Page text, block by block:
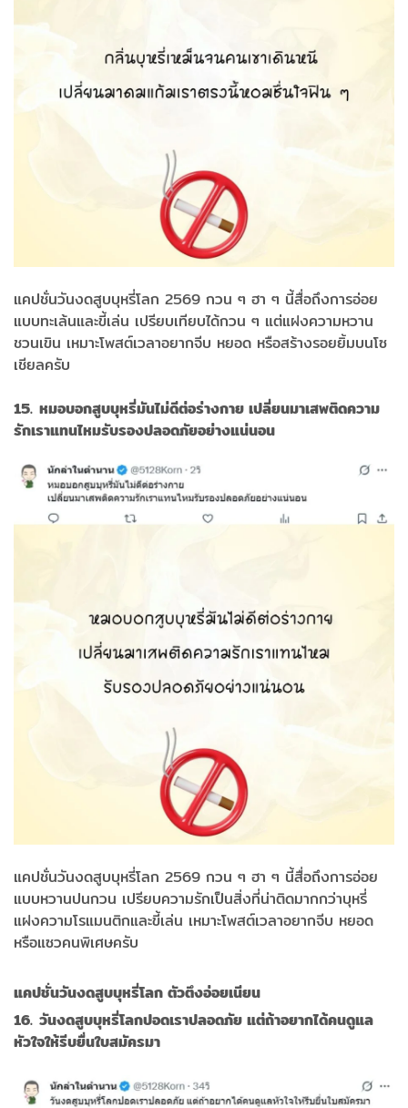
แคปชั่นวันงดสูบบุหรี่โลก 2569 กวน ๆ ฮา ๆ นี้สื่อถึงการอ่อย
แบบทะเล้นและขี้เล่น เปรียบเทียบได้กวน ๆ แต่แฝงความหวาน
ชวนเขิน เหมาะโพสต์เวลาอยากจีบ หยอด หรือสร้างรอยยิ้มบนโซ
เชียลครับ
15. หมอบอกสูบบุหรี่มันไม่ดีต่อร่างกาย เปลี่ยนมาเสพติดความ
รักเราแทนไหมรับรองปลอดภัยอย่างแน่นอน
แคปชั่นวันงดสูบบุหรี่โลก 2569 กวน ๆ ฮา ๆ นี้สื่อถึงการอ่อย
แบบหวานปนกวน เปรียบความรักเป็นสิ่งที่น่าติดมากกว่าบุหรี่
แฝงความโรแมนติกและขี้เล่น เหมาะโพสต์เวลาอยากจีบ หยอด
หรือแซวคนพิเศษครับ
แคปชั่นวันงดสูบบุหรี่โลก ตัวตึงอ่อยเนียน
16. วันงดสูบบุหรี่โลกปอดเราปลอดภัย แต่ถ้าอยากได้คนดูแล
หัวใจให้รีบยื่นใบสมัครมา